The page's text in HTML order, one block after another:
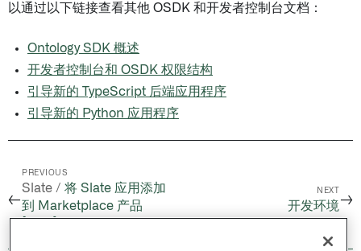
以通过以下链接查看其他 OSDK 和开发者控制台文档：
Ontology SDK 概述
开发者控制台和 OSDK 权限结构
引导新的 TypeScript 后端应用程序
引导新的 Python 应用程序
←
PREVIOUS
Slate / 将 Slate 应用添加
到 Marketplace 产品
NEXT
开发环境→